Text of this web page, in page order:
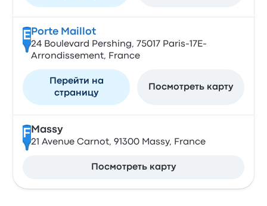
E Porte Maillot
24 Boulevard Pershing, 75017 Paris-17E-
Arrondissement, France
Перейти на
страницу
Посмотреть карту
F Massy
21 Avenue Carnot, 91300 Massy, France
Посмотреть карту